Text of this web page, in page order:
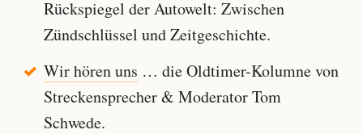
Rückspiegel der Autowelt: Zwischen
Zündschlüssel und Zeitgeschichte.
Wir hören uns … die Oldtimer-Kolumne von
Streckensprecher & Moderator Tom
Schwede.